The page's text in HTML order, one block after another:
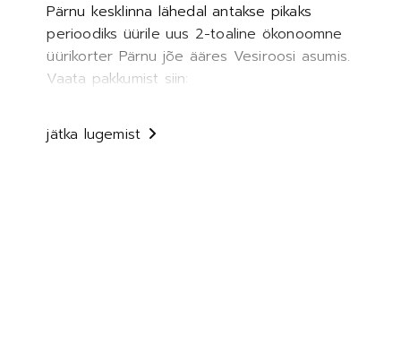
Pärnu kesklinna lähedal antakse pikaks
perioodiks üürile uus 2-toaline ökonoomne
üürikorter Pärnu jõe ääres Vesiroosi asumis.
Vaata pakkumist siin:
Küsi lisainfot tel. 518 4422.
jätka lugemistuus